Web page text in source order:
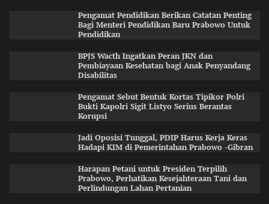
Pengamat Pendidikan Berikan Catatan Penting
Bagi Menteri Pendidikan Baru Prabowo Untuk
Pendidikan
BPJS Wacth Ingatkan Peran JKN dan
Pembiayaan Kesehatan bagi Anak Penyandang
Disabilitas
Pengamat Sebut Bentuk Kortas Tipikor Polri
Bukti Kapolri Sigit Listyo Serius Berantas
Korupsi
Jadi Oposisi Tunggal, PDIP Harus Kerja Keras
Hadapi KIM di Pemerintahan Prabowo -Gibran
Harapan Petani untuk Presiden Terpilih
Prabowo, Perhatikan Kesejahteraan Tani dan
Perlindungan Lahan Pertanian